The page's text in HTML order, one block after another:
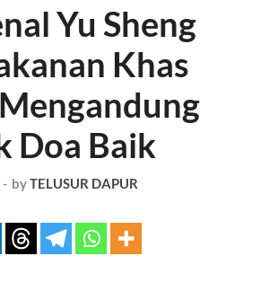
Yu Sheng
Khas
Doa Baik
- byTELUSUR DAPUR